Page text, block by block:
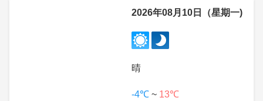
2026年08月10日（星期一)
晴
-4℃ ~ 13℃